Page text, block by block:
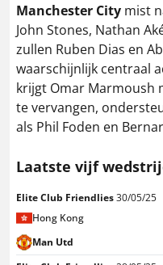
Manchester City mist
John Stones, Nathan
zullen Ruben Dias en
waarschijnlijk centraal
krijgt Omar Marmoush
te vervangen,
als Phil Foden en
Laatste vijf
Elite Club Friendlies30/05/25
Hong Kong
Man Utd